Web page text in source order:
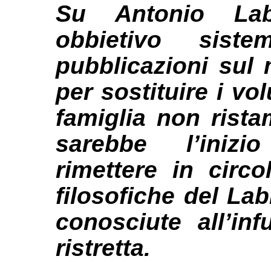
Su Antonio
obbietivo
pubblicazioni sul
per sostituire i
famiglia non
sarebbe
rimettere in
filosofiche del
conosciute
ristretta.